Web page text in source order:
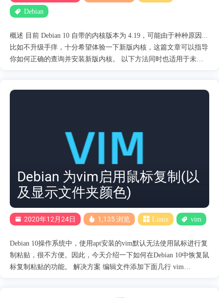
Debian
概述 目前 Debian 10 自带的内核版本为 4.19，可能由于种种原因...
比如不升级手痒，十分希望体验一下新版内核，这篇文章可以指导
你如何正确的查询并安装新版内核。 以下方法同时也适用于未来
首先来到 Debian Backports 网站查询当前版本是否已经提供
分类并进入对应的页面，并使用浏览器搜索 linux-image 来查看可
用的内核版本。 但是要注意，linux-image-5.2.0-0.bpo.2-amd64 这
种并不是我们想要安装的软件包，如果安装了这种特定版本的软件
包会导致未来 Backports 中有新版本发布时系统仍然停留在已安装
的特定版本内核，不会自....
Debian 为vim启用鼠标复制(以
及显示文件夹颜色)
2020年12月24日 1,135 浏览 Linux vim
Debian 10操作系统中，使用apt安装的vim默认无法使用鼠标进行复
制粘贴，很不方便。因此，今天介绍一下如何在Debian 10中恢复鼠
标复制粘贴的功能。 解决方案 编辑文件添加下面几行 vim